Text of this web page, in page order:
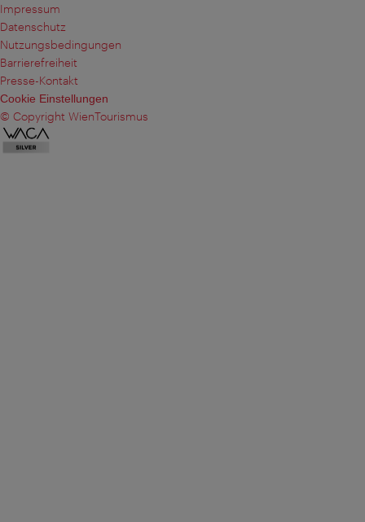
Impressum
Datenschutz
Nutzungsbedingungen
Barrierefreiheit
Presse-Kontakt
Cookie Einstellungen
© Copyright WienTourismus